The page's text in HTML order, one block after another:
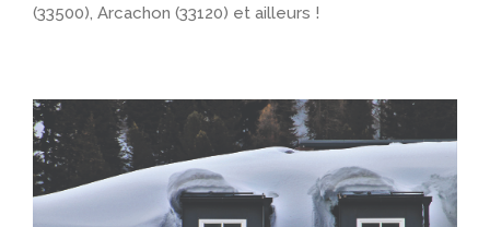
(33500), Arcachon (33120) et ailleurs !